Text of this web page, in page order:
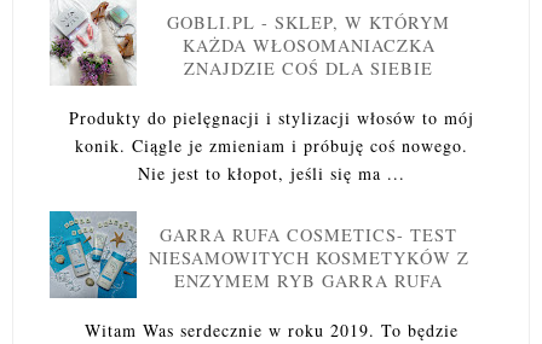
GOBLI.PL - SKLEP, W KTÓRYM
KAŻDA WŁOSOMANIACZKA
ZNAJDZIE COŚ DLA SIEBIE
Produkty do pielęgnacji i stylizacji włosów to mój
konik. Ciągle je zmieniam i próbuję coś nowego.
Nie jest to kłopot, jeśli się ma ...
GARRA RUFA COSMETICS- TEST
NIESAMOWITYCH KOSMETYKÓW Z
ENZYMEM RYB GARRA RUFA
Witam Was serdecznie w roku 2019. To będzie